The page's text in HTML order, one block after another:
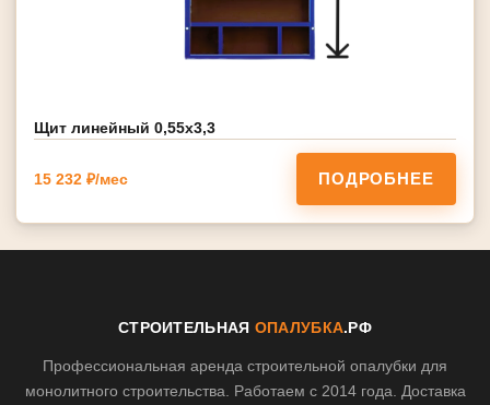
Щит линейный 0,55х3,3
15 232 ₽/мес ПОДРОБНЕЕ
СТРОИТЕЛЬНАЯ ОПАЛУБКА.РФ
Профессиональная аренда строительной опалубки для
монолитного строительства. Работаем с 2014 года. Доставка